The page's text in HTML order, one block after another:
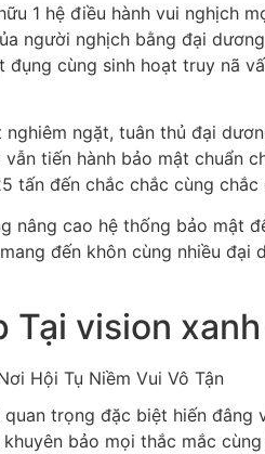
1 hệ điều hành vui nghịch
người nghịch bằng đại
cùng sinh hoạt truy nã
ngặt, tuân thủ đại
tiến hành bảo mật chuẩn
tấn đến chắc chắc cùng chắc
nâng cao hệ thống bảo mật
đến khôn cùng nhiều
Tại vision
trọng đặc biệt hiến đâng
bảo mọi thắc mắc